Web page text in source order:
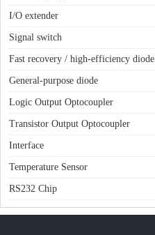
I/O extender
Signal switch
Fast recovery / high-efficiency diode
General-purpose diode
Logic Output Optocoupler
Transistor Output Optocoupler
Interface
Temperature Sensor
RS232 Chip